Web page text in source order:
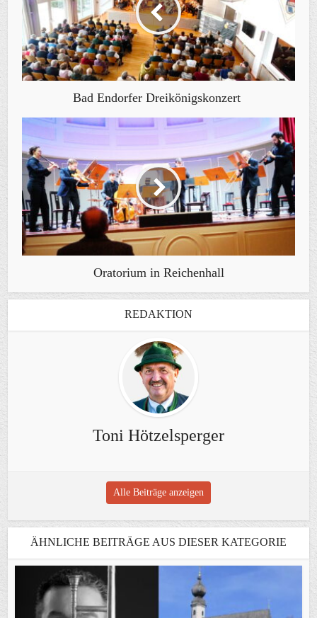
Bad Endorfer Dreikönigskonzert
Oratorium in Reichenhall
REDAKTION
Toni Hötzelsperger
Alle Beiträge anzeigen
ÄHNLICHE BEITRÄGE AUS DIESER KATEGORIE